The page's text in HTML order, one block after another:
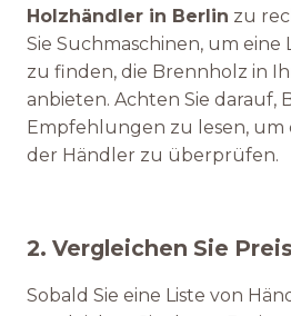
Holzhändler in Berlin zu
Sie Suchmaschinen, um eine
zu finden, die Brennholz in
anbieten. Achten Sie darauf,
Empfehlungen zu lesen, um
der Händler zu überprüfen.
2. Vergleichen Sie
Sobald Sie eine Liste von